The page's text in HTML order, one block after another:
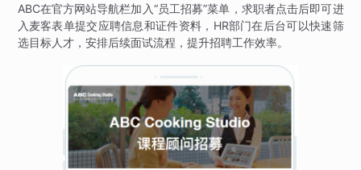
ABC在官方网站导航栏加入“员工招募”菜单，求职者点击后即可进
入麦客表单提交应聘信息和证件资料，HR部门在后台可以快速筛
选目标人才，安排后续面试流程，提升招聘工作效率。